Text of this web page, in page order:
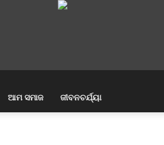
ଆମ ସମାଜ ଜୀବନଚର୍ଯ୍ୟା